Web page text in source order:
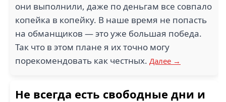
они выполнили, даже по деньгам все совпало
копейка в копейку. В наше время не попасть
на обманщиков — это уже большая победа.
Так что в этом плане я их точно могу
порекомендовать как честных. Далее →
Не всегда есть свободные дни и